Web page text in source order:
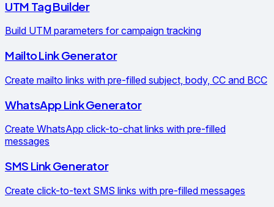
UTM Tag Builder
Build UTM parameters for campaign tracking
Mailto Link Generator
Create mailto links with pre-filled subject, body, CC and BCC
WhatsApp Link Generator
Create WhatsApp click-to-chat links with pre-filled
messages
SMS Link Generator
Create click-to-text SMS links with pre-filled messages